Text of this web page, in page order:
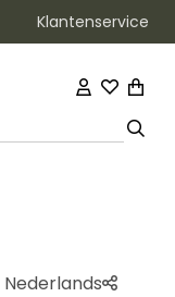
Klantenservice
Nederlands